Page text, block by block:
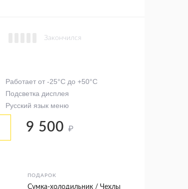
Закончился
Работает от -25°C до +50°C
Подсветка дисплея
Русский язык меню
ПОДАРОК
Сумка-холодильник / Чехлы
9 500 ₽